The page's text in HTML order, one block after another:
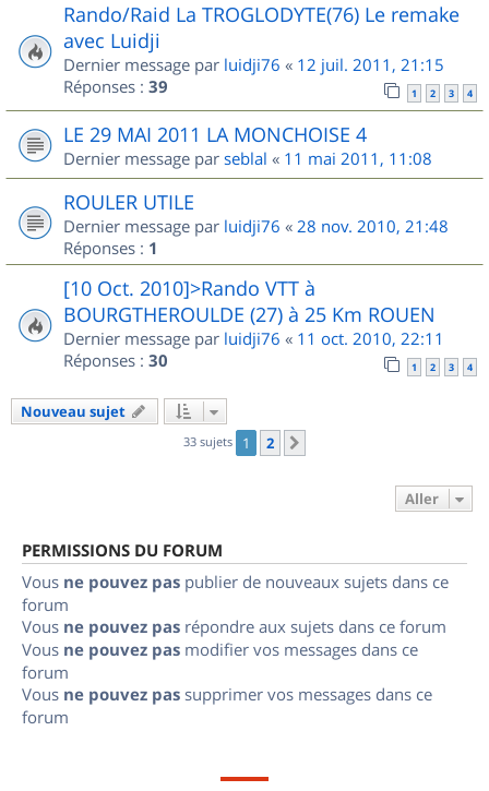
Rando/Raid La TROGLODYTE(76) Le remake
avec Luidji
Dernier message par luidji76 « 12 juil. 2011, 21:15
Réponses : 39 1 2 3 4
LE 29 MAI 2011 LA MONCHOISE 4
Dernier message par seblal « 11 mai 2011, 11:08
ROULER UTILE
Dernier message par luidji76 « 28 nov. 2010, 21:48
Réponses : 1
[10 Oct. 2010]>Rando VTT à
BOURGTHEROULDE (27) à 25 Km ROUEN
Dernier message par luidji76 « 11 oct. 2010, 22:11
Réponses : 30 1 2 3 4
Nouveau sujet
33 sujets 1 2
Aller
PERMISSIONS DU FORUM
Vous ne pouvez pas publier de nouveaux sujets dans ce
forum
Vous ne pouvez pas répondre aux sujets dans ce forum
Vous ne pouvez pas modifier vos messages dans ce
forum
Vous ne pouvez pas supprimer vos messages dans ce
forum